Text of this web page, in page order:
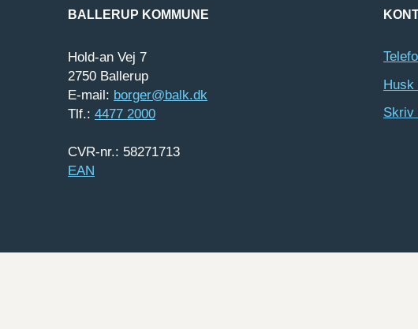
BALLERUP KOMMUNE
Hold-an Vej 7
2750 Ballerup
E-mail: borger@balk.dk
Tlf.: 4477 2000
CVR-nr.: 58271713
EAN
Husk
Skriv